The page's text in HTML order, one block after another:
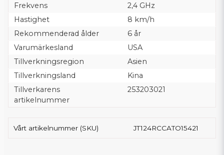
Frekvens
2,4 GHz
Hastighet
8 km/h
Rekommenderad ålder
6 år
Varumärkesland
USA
Tillverkningsregion
Asien
Tillverkningsland
Kina
Tillverkarens
artikelnummer
253203021
Vårt artikelnummer (SKU) JT124RCCATO15421